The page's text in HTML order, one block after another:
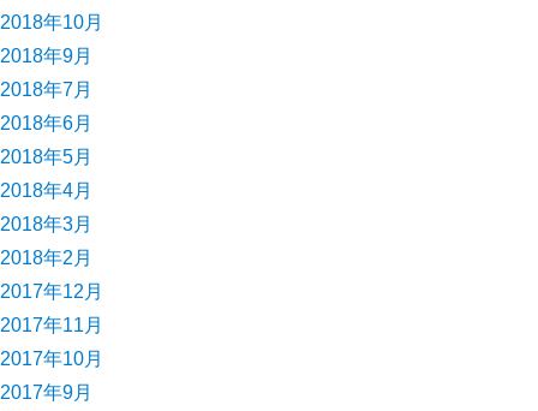
2018年10月
2018年9月
2018年7月
2018年6月
2018年5月
2018年4月
2018年3月
2018年2月
2017年12月
2017年11月
2017年10月
2017年9月